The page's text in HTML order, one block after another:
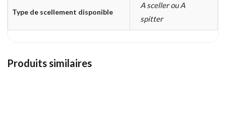
Type de scellement disponible
A sceller ou A
spitter
Produits similaires